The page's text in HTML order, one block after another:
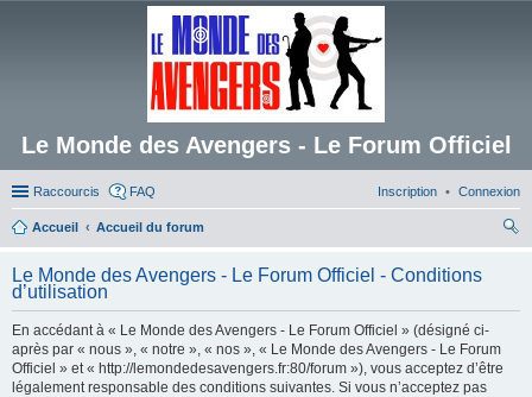
Le Monde des Avengers - Le Forum Officiel
Raccourcis FAQ Connexion
Inscription
Accueil
Accueil du forum
ch
Le Monde des Avengers - Le Forum Officiel - Conditions
d’utilisation
En accédant à « Le Monde des Avengers - Le Forum Officiel » (désigné ci-
après par « nous », « notre », « nos », « Le Monde des Avengers - Le Forum
Officiel » et « http://lemondedesavengers.fr:80/forum »), vous acceptez d’être
légalement responsable des conditions suivantes. Si vous n’acceptez pas